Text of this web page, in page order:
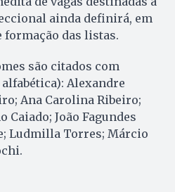
ainda definirá, em
formação das listas.
são citados com
Alexandre
Ana Carolina Ribeiro;
Caiado; João Fagundes
Ludmilla Torres; Márcio